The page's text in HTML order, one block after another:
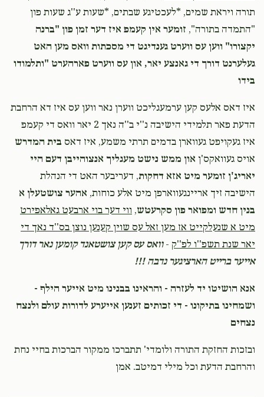
תורה ויראת שמים, *לעכטיגע שבתים, *שעות ע''ג שעות פון
"התמדה בתורה", זומער אין קעמפ איז דער זמן פון "ברנה
יקצורו" ווען עס ווערט גענדיגט די מסכתות וואס מען האט
געלערנט דורך די גאנצע יאר, און עס ווערט פארהערט "ותלמודו
בידו
איז דאס אלעס קען ערמעגליכט ווערן נאר ווען עס איז דא הרחבת
הדעת פאר תלמידי הישיבה נ''י ב''ה נאך 2 יאר וואס די קעמפ
איז געקויפט געווארן בדמים תרתי משמע, איז דאס בית המדרש
אויס געוואקס'ן און ממש נישט מעגליך אנצוהייבן דעם היי
יאריג'ן זומער מיט אזא דחקות, דעריבער האט די הנהלת
הישיבה זיך אריינגעווארפן מיט אלע כוחות, אהער צושטעלן א
בנין חדש ומפואר פון סקרעטש, ווי דער בוי ארבעט גאלאפירט
מיט א שנעלקייט אז מען זאל עס שוין קענען נוצן בס''ד נאך די
יאר שנת תשפ''ו לפ''ק -וואס עס קען צושטאנד קומען נאר דורך
אייער ברייט הארציגער נדבה !!!
אנא הושיטו יד לעזרה - והראינו בבנינו מיט אייער הילף -
ושמחינו בתיקונו - די זכותים זענען אייערע לדורות עולם ולנצח
נצחים
ובזכות החזקת התורה ולומדי' תתברכו ממקור הברכות בחיי נחת
והרחבת הדעת וכל מילי דמיטב. אמן